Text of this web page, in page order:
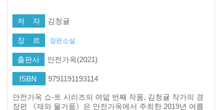
저 자 김청귤
장 르 장편소설
출판사 안전가옥(2021)
ISBN 9791191193114
안전가옥 쇼-트 시리즈의 여덟 번째 작품, 김청귤 작가의 경
장편 《재와 물거품》은 안전가옥에서 주최한 2019년 여름